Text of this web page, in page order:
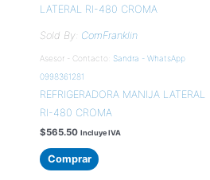
Sold By: ComFranklin
Asesor - Contacto: Sandra - WhatsApp
0998361281
REFRIGERADORA MANIJA LATERAL
RI-480 CROMA
$565.50 Incluye IVA
Comprar